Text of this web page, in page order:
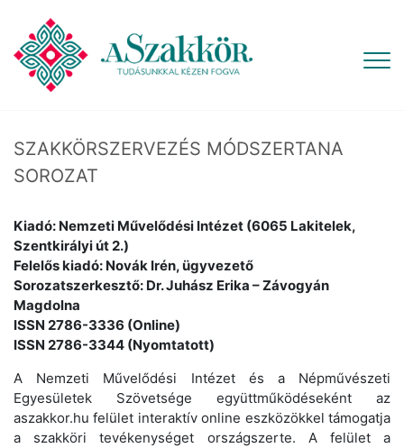
SZAKKÖRSZERVEZÉS MÓDSZERTANA
SOROZAT
Kiadó: Nemzeti Művelődési Intézet (6065 Lakitelek,
Szentkirályi út 2.)
Felelős kiadó: Novák Irén, ügyvezető
Sorozatszerkesztő: Dr. Juhász Erika – Závogyán
Magdolna
ISSN 2786-3336 (Online)
ISSN 2786-3344 (Nyomtatott)
A Nemzeti Művelődési Intézet és a Népművészeti
Egyesületek Szövetsége együttműködéseként az
aszakkor.hu felület interaktív online eszközökkel támogatja
a szakköri tevékenységet országszerte. A felület a